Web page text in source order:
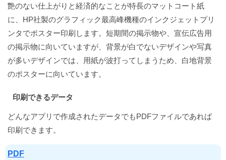
艶のない仕上がりと経済的なことが特長のマットコート紙
に、HP社製のグラフィック最高峰機種のインクジェットプリ
ンタでポスター印刷します。短期間の掲示物や、宣伝広告用
の掲示物に向いていますが、背景が白でないデザインや写真
が多いデザインでは、用紙が波打ってしまうため、白地背景
のポスターに向いています。
印刷できるデータ
どんなアプリで作成されたデータでもPDFファイルであれば
印刷できます。
PDF